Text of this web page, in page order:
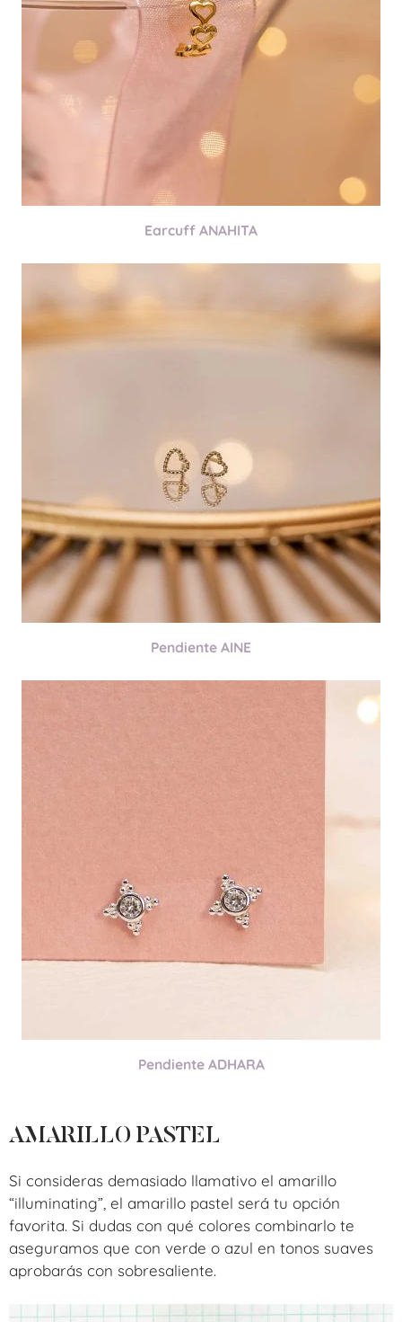
Earcuff ANAHITA
Pendiente AINE
Pendiente ADHARA
AMARILLO PASTEL
Si consideras demasiado llamativo el amarillo
“illuminating”, el amarillo pastel será tu opción
favorita. Si dudas con qué colores combinarlo te
aseguramos que con verde o azul en tonos suaves
aprobarás con sobresaliente.